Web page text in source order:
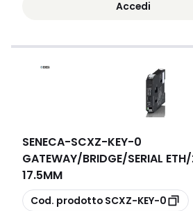
Accedi
SENECA-SCXZ-KEY-0
GATEWAY/BRIDGE/SERIAL
17.5MM
copia
Cod. prodotto SCXZ-KEY-0